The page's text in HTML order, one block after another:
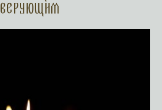
верующим